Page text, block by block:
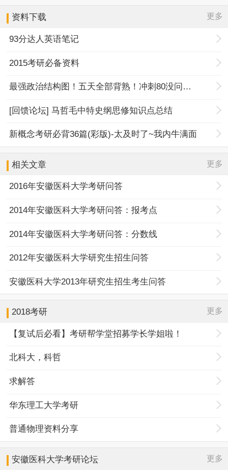
资料下载 更多
93分达人英语笔记
2015考研必备资料
最强政治结构图！五天全部背熟！冲刺80没问题！
[回馈论坛] 马哲毛中特史纲思修知识点总结
新概念考研必背36篇(彩版)-太及时了~我内牛满面
相关文章 更多
2016年安徽医科大学考研问答
2014年安徽医科大学考研问答：报考点
2014年安徽医科大学考研问答：分数线
2012年安徽医科大学研究生招生问答
安徽医科大学2013年研究生招生考生问答
2018考研 更多
【复试后必看】考研帮学堂招募学长学姐啦！
北科大，科哲
求解答
华东理工大学考研
普通物理资料分享
安徽医科大学考研论坛 更多